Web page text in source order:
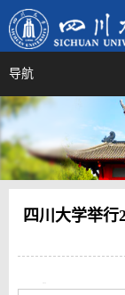
导航
四川大学举行